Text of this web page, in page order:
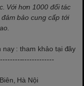
Với hơn 1000 đối tác
bảo cung cấp tới
nay: tham khảo tại đây
Hà Nội